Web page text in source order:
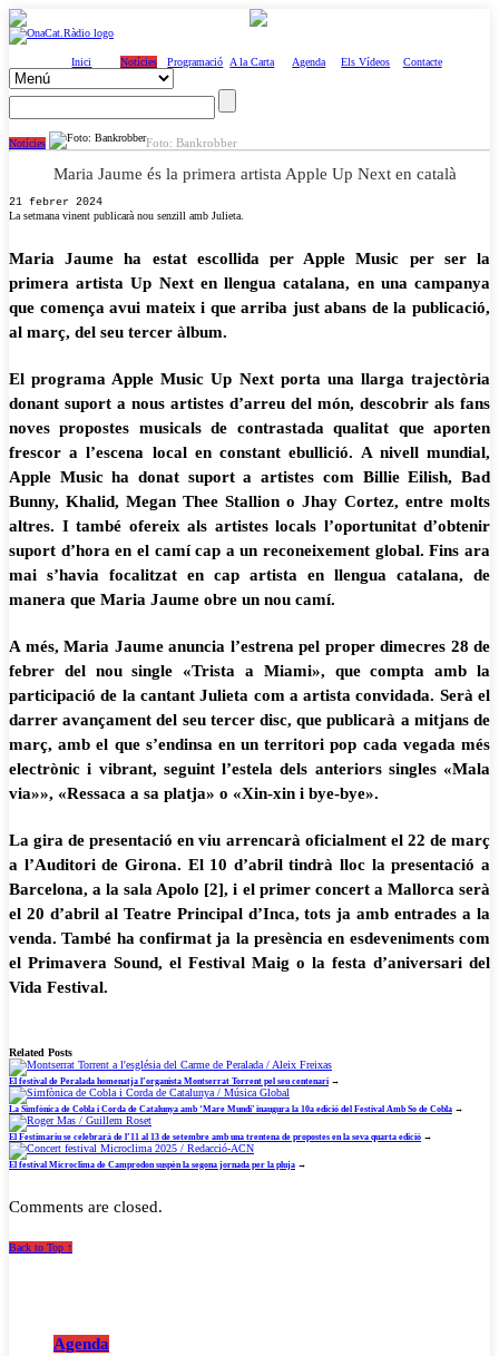
Inici Notícies Programació A la Carta Agenda Els Vídeos Contacte
Notícies Foto: Bankrobber
Maria Jaume és la primera artista Apple Up Next en català
21 febrer 2024
La setmana vinent publicarà nou senzill amb Julieta.
Maria Jaume ha estat escollida per Apple Music per ser la
primera artista Up Next en llengua catalana, en una campanya
que comença avui mateix i que arriba just abans de la publicació,
al març, del seu tercer àlbum.
El programa Apple Music Up Next porta una llarga trajectòria
donant suport a nous artistes d’arreu del món, descobrir als fans
noves propostes musicals de contrastada qualitat que aporten
frescor a l’escena local en constant ebullició. A nivell mundial,
Apple Music ha donat suport a artistes com Billie Eilish, Bad
Bunny, Khalid, Megan Thee Stallion o Jhay Cortez, entre molts
altres. I també ofereix als artistes locals l’oportunitat d’obtenir
suport d’hora en el camí cap a un reconeixement global. Fins ara
mai s’havia focalitzat en cap artista en llengua catalana, de
manera que Maria Jaume obre un nou camí.
A més, Maria Jaume anuncia l’estrena pel proper dimecres 28 de
febrer del nou single «Trista a Miami», que compta amb la
participació de la cantant Julieta com a artista convidada. Serà el
darrer avançament del seu tercer disc, que publicarà a mitjans de
març, amb el que s’endinsa en un territori pop cada vegada més
electrònic i vibrant, seguint l’estela dels anteriors singles «Mala
via»», «Ressaca a sa platja» o «Xin-xin i bye-bye».
La gira de presentació en viu arrencarà oficialment el 22 de març
a l’Auditori de Girona. El 10 d’abril tindrà lloc la presentació a
Barcelona, a la sala Apolo [2], i el primer concert a Mallorca serà
el 20 d’abril al Teatre Principal d’Inca, tots ja amb entrades a la
venda. També ha confirmat ja la presència en esdeveniments com
el Primavera Sound, el Festival Maig o la festa d’aniversari del
Vida Festival.
Related Posts
El festival de Peralada homenatja l’organista Montserrat Torrent pel seu centenari →
La Simfònica de Cobla i Corda de Catalunya amb ‘Mare Mundi’ inaugura la 10a edició del Festival Amb So de Cobla →
El Festimariu se celebrarà de l’11 al 13 de setembre amb una trentena de propostes en la seva quarta edició →
El festival Microclima de Camprodon suspèn la segona jornada per la pluja →
Comments are closed.
Back to Top ↑
Agenda